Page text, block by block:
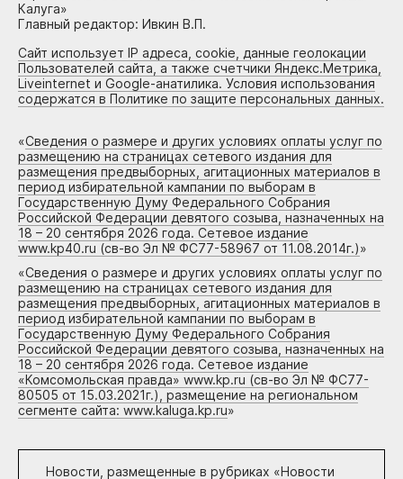
Калуга»
Главный редактор: Ивкин В.П.
Сайт использует IP адреса, cookie, данные геолокации
Пользователей сайта, а также счетчики Яндекс.Метрика,
Liveinternet и Google-анатилика. Условия использования
содержатся в Политике по защите персональных данных.
«Сведения о размере и других условиях оплаты услуг по
размещению на страницах сетевого издания для
размещения предвыборных, агитационных материалов в
период избирательной кампании по выборам в
Государственную Думу Федерального Собрания
Российской Федерации девятого созыва, назначенных на
18 – 20 сентября 2026 года. Сетевое издание
www.kp40.ru (св-во Эл № ФС77-58967 от 11.08.2014г.)»
«Сведения о размере и других условиях оплаты услуг по
размещению на страницах сетевого издания для
размещения предвыборных, агитационных материалов в
период избирательной кампании по выборам в
Государственную Думу Федерального Собрания
Российской Федерации девятого созыва, назначенных на
18 – 20 сентября 2026 года. Сетевое издание
«Комсомольская правда» www.kp.ru (св-во Эл № ФС77-
80505 от 15.03.2021г.), размещение на региональном
сегменте сайта: www.kaluga.kp.ru»
Новости, размещенные в рубриках «Новости